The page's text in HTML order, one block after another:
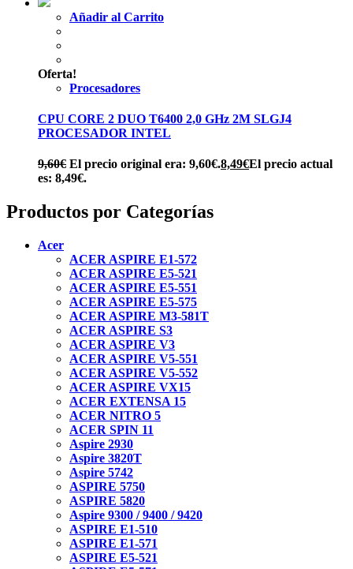
Añadir al Carrito
Oferta!
Procesadores
CPU CORE 2 DUO T6400 2,0 GHz 2M SLGJ4
PROCESADOR INTEL
9,60€ El precio original era: 9,60€.8,49€El precio actual
es: 8,49€.
Productos por Categorías
Acer
ACER ASPIRE E1-572
ACER ASPIRE E5-521
ACER ASPIRE E5-551
ACER ASPIRE E5-575
ACER ASPIRE M3-581T
ACER ASPIRE S3
ACER ASPIRE V3
ACER ASPIRE V5-551
ACER ASPIRE V5-552
ACER ASPIRE VX15
ACER EXTENSA 15
ACER NITRO 5
ACER SPIN 11
Aspire 2930
Aspire 3820T
Aspire 5742
ASPIRE 5750
ASPIRE 5820
Aspire 9300 / 9400 / 9420
ASPIRE E1-510
ASPIRE E1-571
ASPIRE E5-521